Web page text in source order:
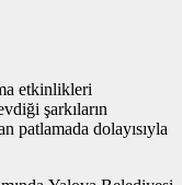
etkinlikleri
şarkıların
patlamada dolayısıyla